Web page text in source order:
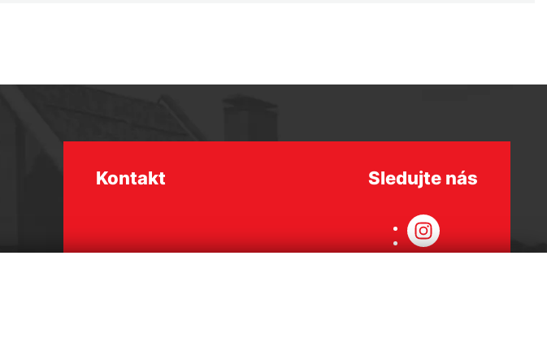
Kontakt Sledujte nás